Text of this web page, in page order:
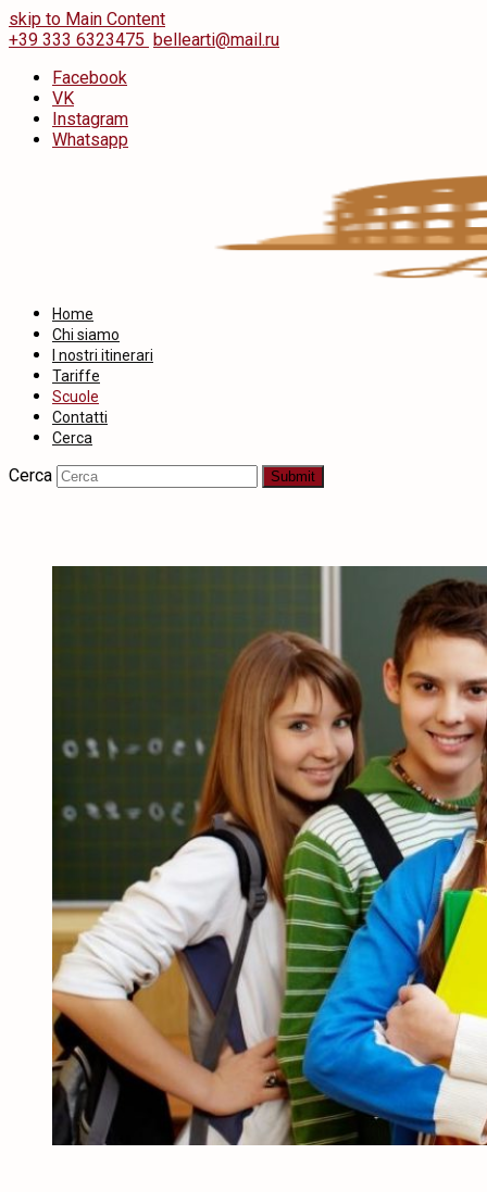
skip to Main Content
+39 333 6323475 bellearti@mail.ru
Facebook
VK
Instagram
Whatsapp
Home
Chi siamo
I nostri itinerari
Tariffe
Scuole
Contatti
Cerca
Cerca Submit